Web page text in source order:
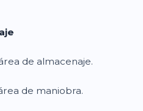
de almacenaje.
de maniobra.